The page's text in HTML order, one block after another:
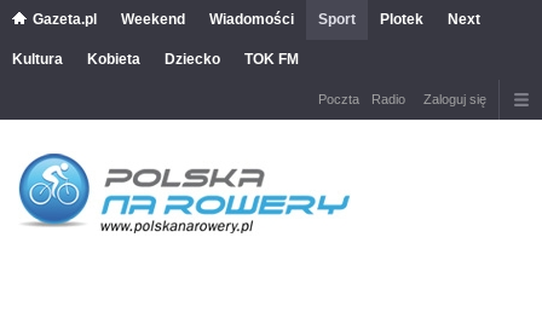
Gazeta.pl Weekend Wiadomości Sport Plotek Next
Kultura Kobieta Dziecko TOK FM
Poczta Radio Zaloguj się